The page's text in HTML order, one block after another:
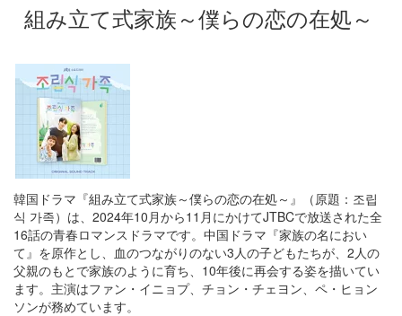
組み立て式家族～僕らの恋の在処～
韓国ドラマ『組み立て式家族～僕らの恋の在処～』（原題：조립
식 가족）は、2024年10月から11月にかけてJTBCで放送された全
16話の青春ロマンスドラマです。中国ドラマ『家族の名におい
て』を原作とし、血のつながりのない3人の子どもたちが、2人の
父親のもとで家族のように育ち、10年後に再会する姿を描いてい
ます。主演はファン・イニョプ、チョン・チェヨン、ペ・ヒョン
ソンが務めています。